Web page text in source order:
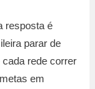
resposta é
parar de
rede correr
em